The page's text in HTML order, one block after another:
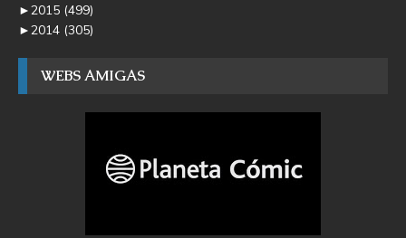
►2015 (499)
►2014 (305)
WEBS AMIGAS